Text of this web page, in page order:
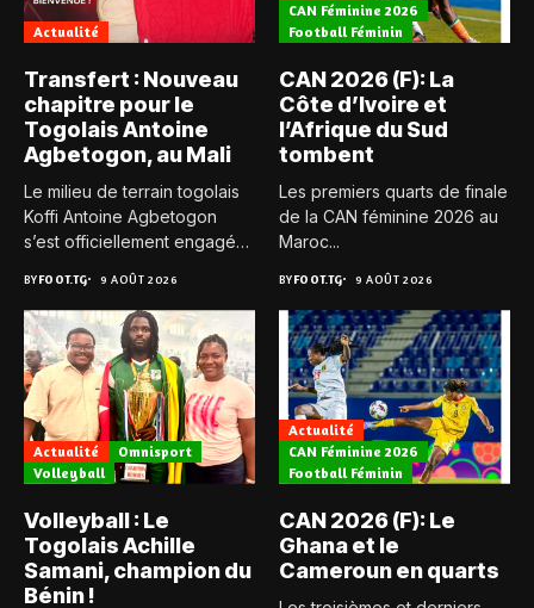
Actualité
Transfert : Nouveau
chapitre pour le
Togolais Antoine
Agbetogon, au Mali
Le milieu de terrain togolais
Koffi Antoine Agbetogon
s’est officiellement engagé
BYFOOT.TG 9 AOÛT 2026
CAN Féminine 2026
Football Féminin
CAN 2026 (F): La
Côte d’Ivoire et
l’Afrique du Sud
tombent
Les premiers quarts de finale
de la CAN féminine 2026 au
Maroc...
BYFOOT.TG 9 AOÛT 2026
Actualité
Omnisport
Volleyball
Volleyball : Le
Togolais Achille
Samani, champion du
Bénin !
Actualité
CAN Féminine 2026
Football Féminin
CAN 2026 (F): Le
Ghana et le
Cameroun en quarts